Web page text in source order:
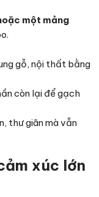
một mảng
gỗ, nội thất bằng
còn lại để gạch
thư giãn mà vẫn
xúc lớn